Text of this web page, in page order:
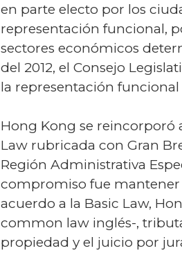
en parte electo por los
representación funcional,
sectores económicos
del 2012, el Consejo
la representación
Hong Kong se reincorporó
Law rubricada con Gran
Región Administrativa
compromiso fue mantener
acuerdo a la Basic Law,
common law inglés-,
propiedad y el juicio por